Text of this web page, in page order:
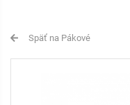
Späť na Pákové